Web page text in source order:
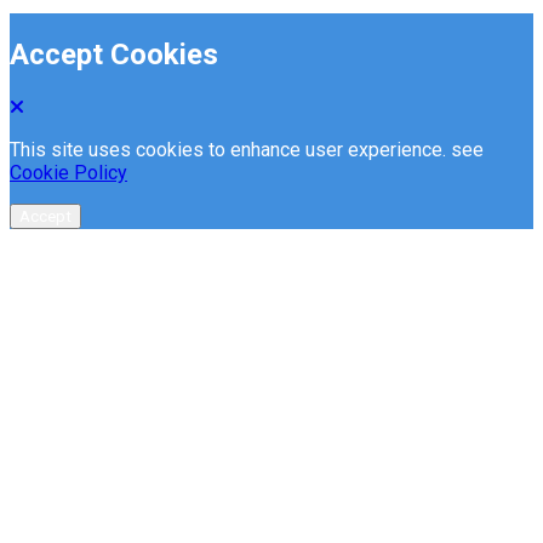
Accept Cookies
This site uses cookies to enhance user experience. see
Cookie Policy